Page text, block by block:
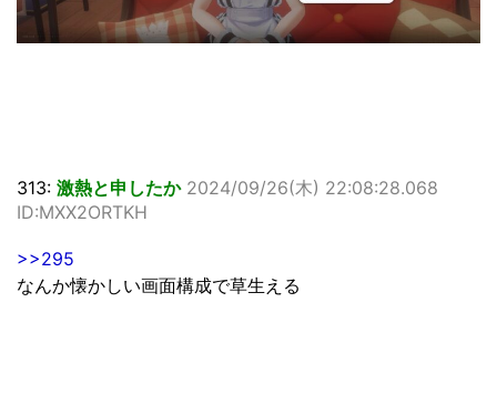
313: 激熱と申したか 2024/09/26(木) 22:08:28.068
ID:MXX2ORTKH
>>295
なんか懐かしい画面構成で草生える